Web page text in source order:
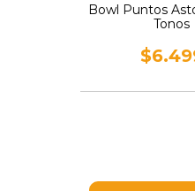
Bowl Puntos
Tonos